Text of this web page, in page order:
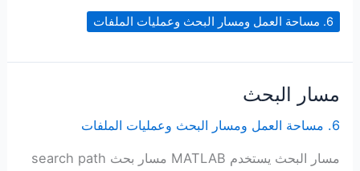
الملفات
6. مساحة العمل ومسار البحث وعمليات الملفات
مسار البحث
6. مساحة العمل ومسار البحث وعمليات الملفات
مسار البحث يستخدم MATLAB مسار بحث search path